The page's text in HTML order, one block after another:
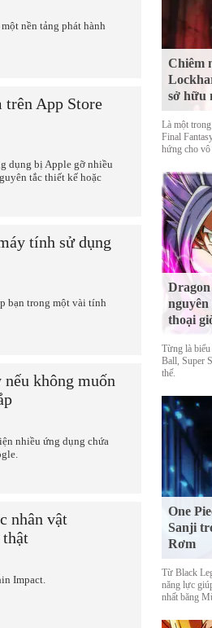
nền tảng phát hành
trên App Store
dụng bị Apple gỡ nhiều
tắc thiết kế hoặc
tính sử dụng
bạn trong một vài tính
không muốn
nhiều ứng dụng chứa
nhân vật
Impact.
Chiêm
sở hữu
Là một
Final
hứng cho vô
nguyên
thoại
Từng là
Ball, Super
thế.
One
Sanji
Rơm
Từ Black
năng lực
nhất băng